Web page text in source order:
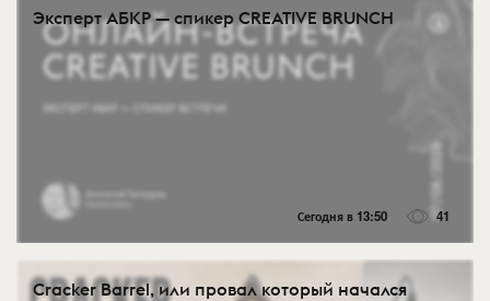
Эксперт АБКР — спикер CREATIVE BRUNCH
Сегодня в 13:50 41
Cracker Barrel, или провал который начался